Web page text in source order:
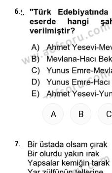
6.
A B C
7.